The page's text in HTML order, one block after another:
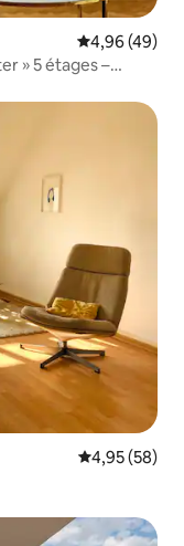
Évaluation
4,96 (49)
» 5 étages –
Évaluation
4,95 (58)